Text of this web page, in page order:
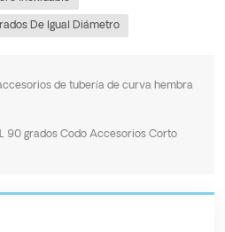
De Igual Diámetro
de tubería de curva hembra
90 grados Codo Accesorios Corto